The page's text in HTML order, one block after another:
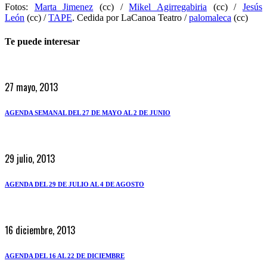
Fotos: Marta Jimenez (cc) /Mikel Agirregabiria (cc) /Jesús
León (cc) /TAPE. Cedida por LaCanoa Teatro /palomaleca (cc)
Te puede interesar
27 mayo, 2013
AGENDA SEMANAL DEL 27 DE MAYO AL 2 DE JUNIO
29 julio, 2013
AGENDA DEL 29 DE JULIO AL 4 DE AGOSTO
16 diciembre, 2013
AGENDA DEL 16 AL 22 DE DICIEMBRE